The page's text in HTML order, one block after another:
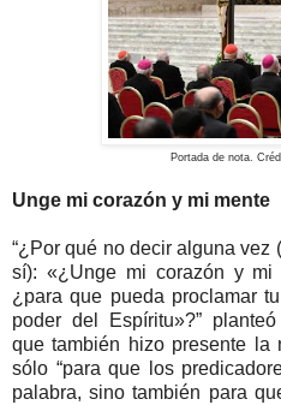
Portada de nota.
Unge mi corazón y mi mente
“¿Por qué no decir alguna vez
sí): «¿Unge mi corazón y mi
¿para que pueda proclamar
poder del Espíritu»?”
que también hizo presente la
sólo “para que los
palabra, sino también para